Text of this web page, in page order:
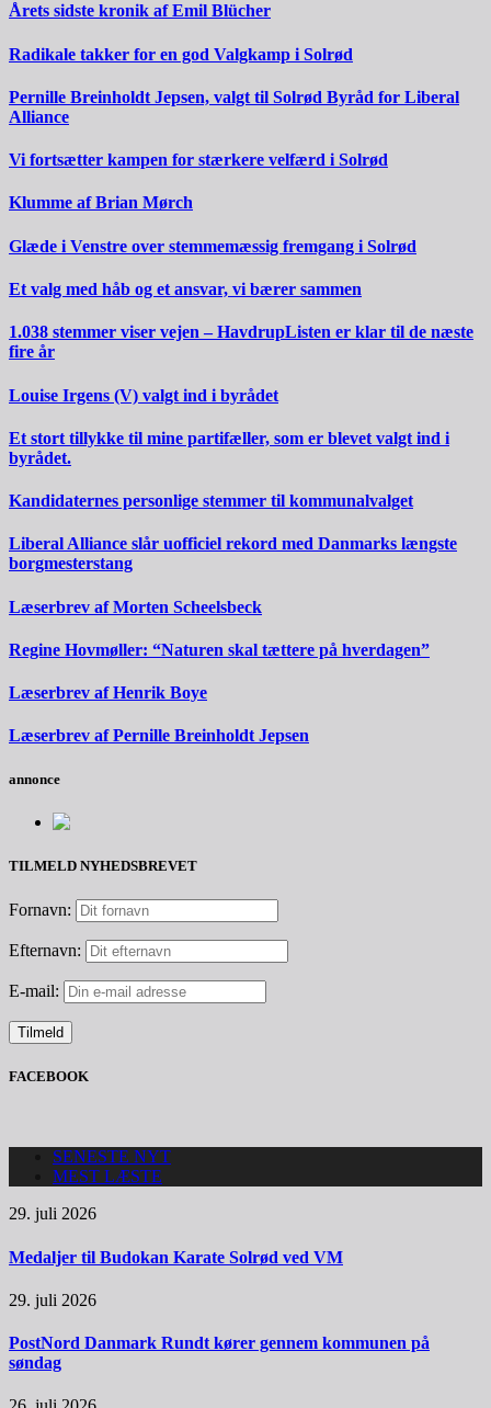
Årets sidste kronik af Emil Blücher
Radikale takker for en god Valgkamp i Solrød
Pernille Breinholdt Jepsen, valgt til Solrød Byråd for Liberal
Alliance
Vi fortsætter kampen for stærkere velfærd i Solrød
Klumme af Brian Mørch
Glæde i Venstre over stemmemæssig fremgang i Solrød
Et valg med håb og et ansvar, vi bærer sammen
1.038 stemmer viser vejen – HavdrupListen er klar til de næste
fire år
Louise Irgens (V) valgt ind i byrådet
Et stort tillykke til mine partifæller, som er blevet valgt ind i
byrådet.
Kandidaternes personlige stemmer til kommunalvalget
Liberal Alliance slår uofficiel rekord med Danmarks længste
borgmesterstang
Læserbrev af Morten Scheelsbeck
Regine Hovmøller: “Naturen skal tættere på hverdagen”
Læserbrev af Henrik Boye
Læserbrev af Pernille Breinholdt Jepsen
annonce
TILMELD NYHEDSBREVET
Fornavn:
Efternavn:
E-mail:
FACEBOOK
SENESTE NYT
MEST LÆSTE
29. juli 2026
Medaljer til Budokan Karate Solrød ved VM
29. juli 2026
PostNord Danmark Rundt kører gennem kommunen på
søndag